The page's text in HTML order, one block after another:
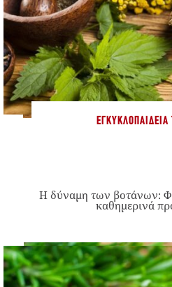
Η δύναμη των βοτάνων:
καθημερινά